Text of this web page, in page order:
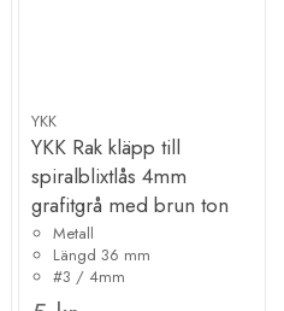
YKK
YKK Rak kläpp till
spiralblixtlås 4mm
grafitgrå med brun ton
Metall
Längd 36 mm
#3 / 4mm